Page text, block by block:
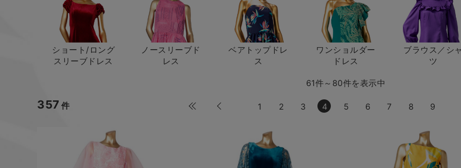
ショート/ロング
スリーブドレス
ノースリーブド
レス
ベアトップドレ
ス
ワンショルダー
ドレス
ブラウス／シ
ツ
61件～80件を表示中
357 件 1 2 3 4 5 6 7 8 9